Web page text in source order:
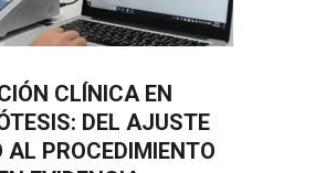
CLÍNICA EN
DEL AJUSTE
AL PROCEDIMIENTO